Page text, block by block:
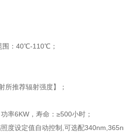
围：40℃-110℃；
所推荐辐射强度】；
率6KW，寿命：≥500小时；
度设定值自动控制,可选配